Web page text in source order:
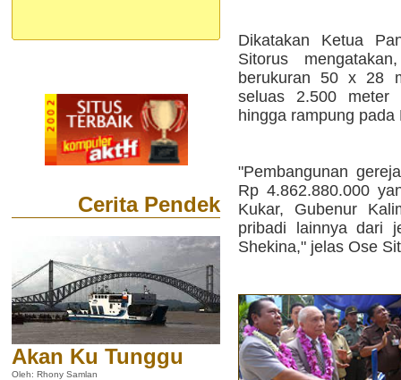
Cerita Pendek
Akan Ku Tunggu
Oleh: Rhony Samlan
Dikatakan Ketua
Sitorus
berukuran 50 x 28
seluas 2.500 meter
hingga rampung pada
"Pembangunan
Rp 4.862.880.000
Kukar, Gubenur
pribadi lainnya dari
Shekina," jelas Ose